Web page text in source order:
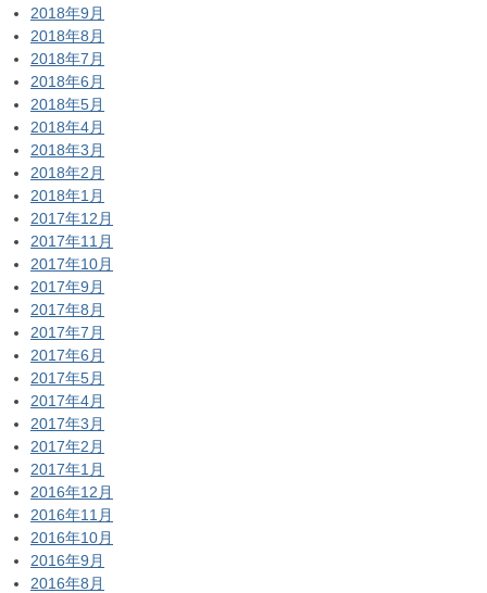
2018年9月
2018年8月
2018年7月
2018年6月
2018年5月
2018年4月
2018年3月
2018年2月
2018年1月
2017年12月
2017年11月
2017年10月
2017年9月
2017年8月
2017年7月
2017年6月
2017年5月
2017年4月
2017年3月
2017年2月
2017年1月
2016年12月
2016年11月
2016年10月
2016年9月
2016年8月